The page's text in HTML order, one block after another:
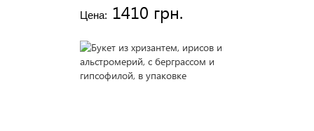
Цена: 1410 грн.